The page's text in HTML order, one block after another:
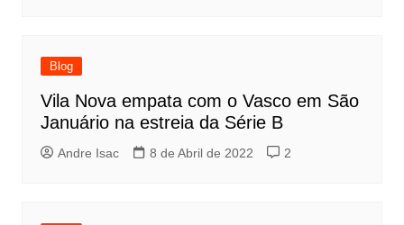
Blog
Vila Nova empata com o Vasco em São
Januário na estreia da Série B
Andre Isac 8 de Abril de 2022 2